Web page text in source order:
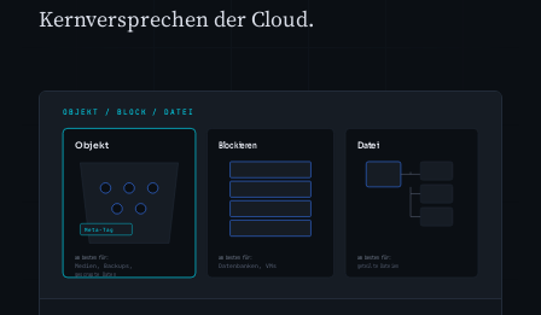
Kernversprechen der Cloud.